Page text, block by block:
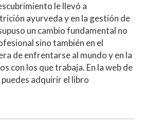
le llevó a
ayurveda y en la gestión de
un cambio fundamental no
sino también en el
de enfrentarse al mundo y en la
con los que trabaja. En la web de
puedes adquirir el libro